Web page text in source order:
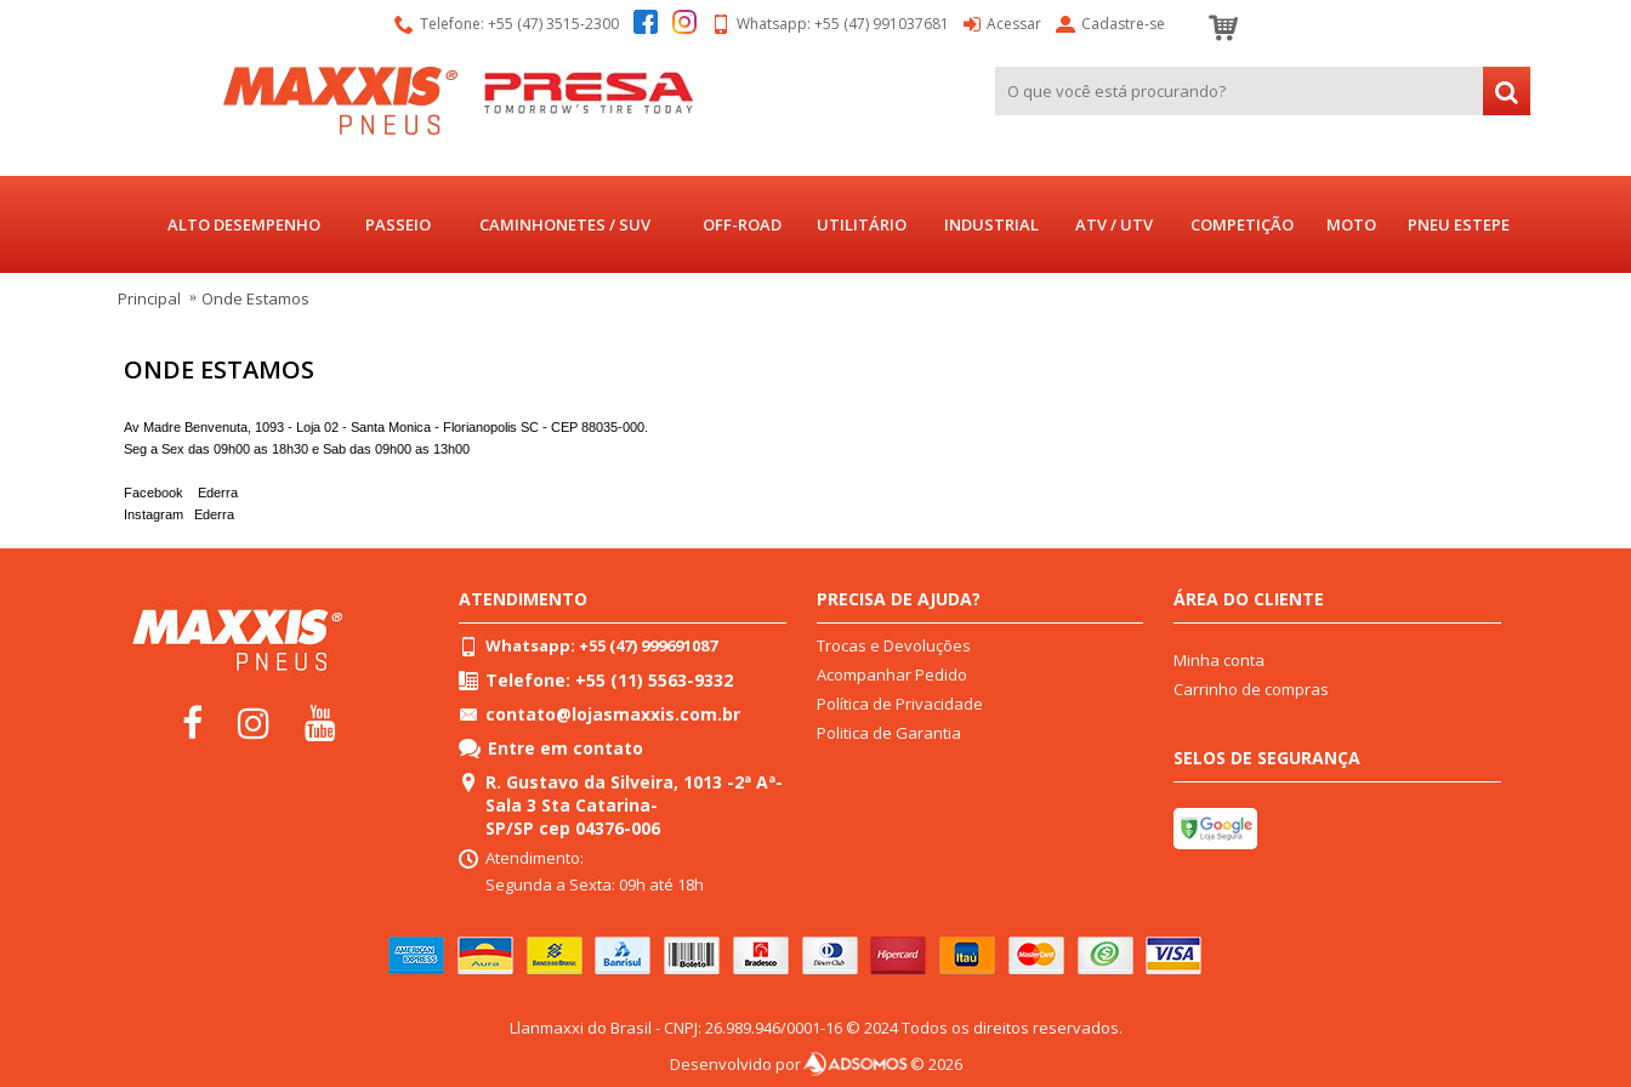
Telefone: +55 (47) 3515-2300 Whatsapp: +55 (47) 991037681 Acessar Cadastre-se
ALTO DESEMPENHO PASSEIO CAMINHONETES / SUV OFF-ROAD UTILITÁRIO INDUSTRIAL ATV / UTV COMPETIÇÃO MOTO PNEU ESTEPE
Principal Onde Estamos
ONDE ESTAMOS
Av Madre Benvenuta, 1093 - Loja 02 - Santa Monica - Florianopolis SC - CEP 88035-000.
Seg a Sex das 09h00 as 18h30 e Sab das 09h00 as 13h00
Facebook Ederra
Instagram Ederra
ATENDIMENTO
Whatsapp: +55 (47) 999691087
Telefone: +55 (11) 5563-9332
contato@lojasmaxxis.com.br
Entre em contato
R. Gustavo da Silveira, 1013 -2ª Aª-
Sala 3 Sta Catarina-
SP/SP cep 04376-006
Atendimento:
Segunda a Sexta: 09h até 18h
PRECISA DE AJUDA?
Trocas e Devoluções
Acompanhar Pedido
Política de Privacidade
Politica de Garantia
ÁREA DO CLIENTE
Minha conta
Carrinho de compras
SELOS DE SEGURANÇA
Llanmaxxi do Brasil - CNPJ: 26.989.946/0001-16 © 2024 Todos os direitos reservados.
Desenvolvido por
© 2026